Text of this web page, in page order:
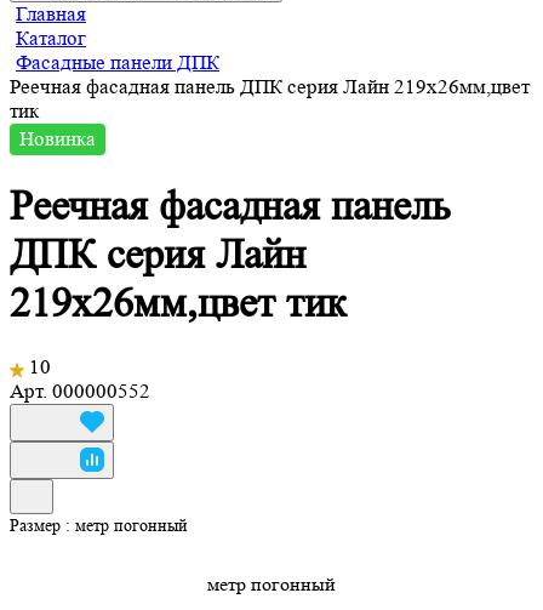
Главная
Каталог
Фасадные панели ДПК
Реечная фасадная панель ДПК серия Лайн 219х26мм,цвет
тик
Новинка
Реечная фасадная панель
ДПК серия Лайн
219х26мм,цвет тик
10
Арт. 000000552
Размер : метр погонный
метр погонный